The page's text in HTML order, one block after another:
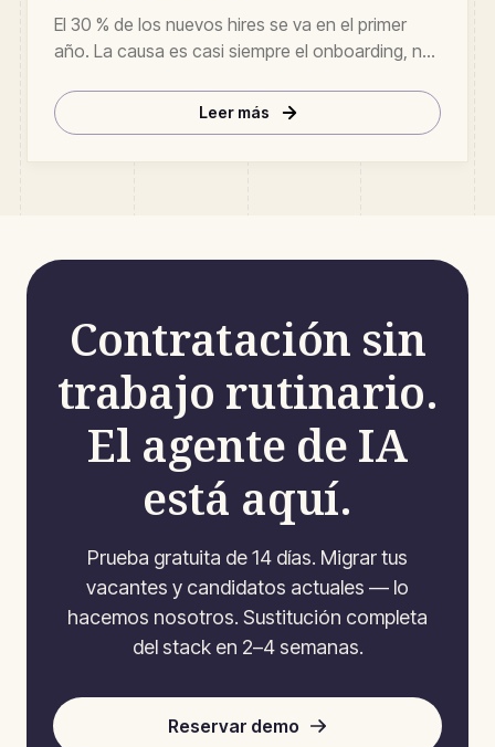
El 30 % de los nuevos hires se va en el primer
año. La causa es casi siempre el onboarding, no
días que recorta la rotación a la mitad.
Leer más
Contratación sin
trabajo rutinario.
El agente de IA
está aquí.
Prueba gratuita de 14 días. Migrar tus
vacantes y candidatos actuales — lo
hacemos nosotros. Sustitución completa
del stack en 2–4 semanas.
Reservar demo